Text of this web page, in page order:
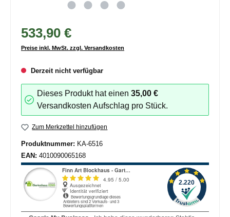
533,90 €
Preise inkl. MwSt. zzgl. Versandkosten
Derzeit nicht verfügbar
Dieses Produkt hat einen35,00 €
Versandkosten Aufschlag pro Stück.
Zum Merkzettel hinzufügen
Produktnummer: KA-6516
EAN: 4010090065168